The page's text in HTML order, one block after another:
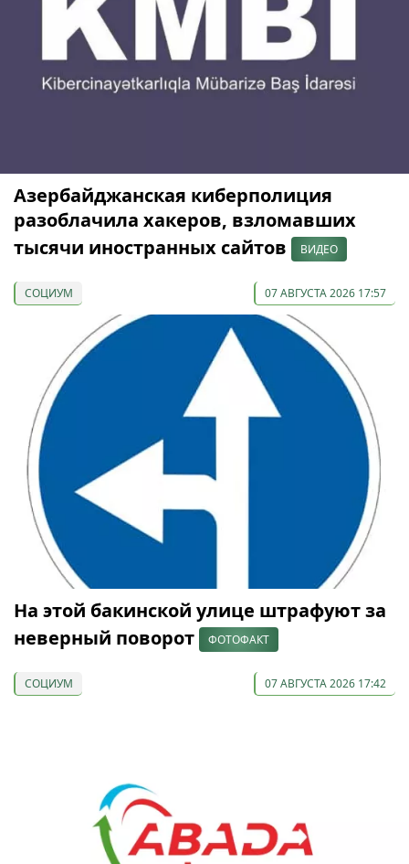
Азербайджанская киберполиция
разоблачила хакеров, взломавших
тысячи иностранных сайтов
ВИДЕО
СОЦИУМ 07 АВГУСТА 2026 17:57
На этой бакинской улице штрафуют за
неверный поворот
ФОТОФАКТ
СОЦИУМ 07 АВГУСТА 2026 17:42